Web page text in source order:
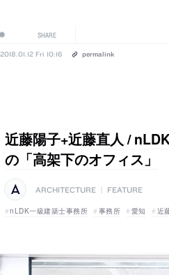
SHARE
2018.01.12 Fri 10:16 permalink
近藤陽子+近藤直人 /
の「高架下のオフィス」
ARCHITECTURE | FEATURE
nLDK一級建築士事務所 事務所 愛知 近